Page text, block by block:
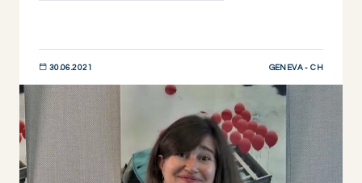
30.06.2021 GENEVA - CH
DESCUBRIR AHORA